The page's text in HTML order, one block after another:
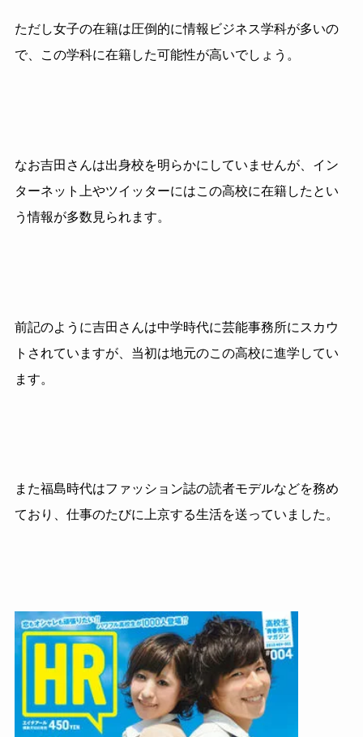
ただし女子の在籍は圧倒的に情報ビジネス学科が多いの
で、この学科に在籍した可能性が高いでしょう。
なお吉田さんは出身校を明らかにしていませんが、イン
ターネット上やツイッターにはこの高校に在籍したとい
う情報が多数見られます。
前記のように吉田さんは中学時代に芸能事務所にスカウ
トされていますが、当初は地元のこの高校に進学してい
ます。
また福島時代はファッション誌の読者モデルなどを務め
ており、仕事のたびに上京する生活を送っていました。